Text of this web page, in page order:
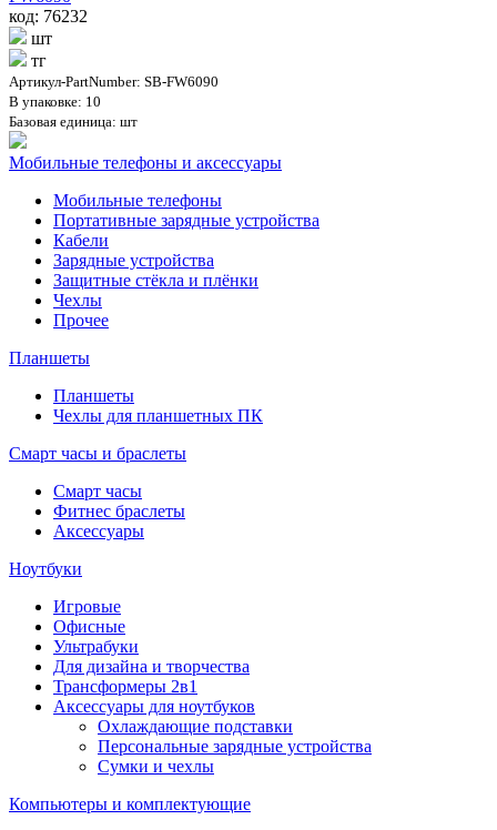
код: 76232
шт
тг
Артикул-PartNumber: SB-FW6090
В упаковке: 10
Базовая единица: шт
Мобильные телефоны и аксессуары
Мобильные телефоны
Портативные зарядные устройства
Кабели
Зарядные устройства
Защитные стёкла и плёнки
Чехлы
Прочее
Планшеты
Планшеты
Чехлы для планшетных ПК
Смарт часы и браслеты
Смарт часы
Фитнес браслеты
Аксессуары
Ноутбуки
Игровые
Офисные
Ультрабуки
Для дизайна и творчества
Трансформеры 2в1
Аксессуары для ноутбуков
Охлаждающие подставки
Персональные зарядные устройства
Сумки и чехлы
Компьютеры и комплектующие